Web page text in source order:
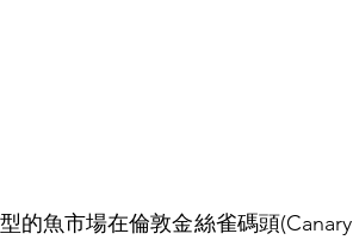
的魚市場在倫敦金絲雀碼頭(Canary